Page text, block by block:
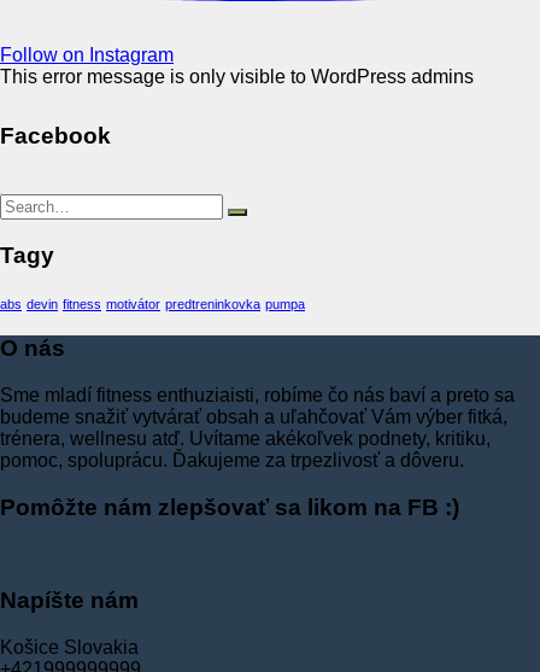
Follow on Instagram
This error message is only visible to WordPress admins
Facebook
Tagy
abs devin fitness motivátor predtreninkovka pumpa
O nás
Sme mladí fitness enthuziaisti, robíme čo nás baví a preto sa
budeme snažiť vytvárať obsah a uľahčovať Vám výber fitká,
trénera, wellnesu atď. Uvítame akékoľvek podnety, kritiku,
pomoc, spoluprácu. Ďakujeme za trpezlivosť a dôveru.
Pomôžte nám zlepšovať sa likom na FB :)
Napíšte nám
Košice Slovakia